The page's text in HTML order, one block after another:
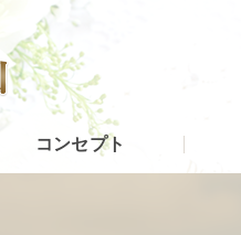
コンセプト